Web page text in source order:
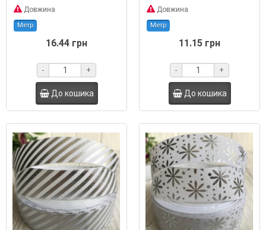
Довжина
Метр
16.44 грн
- +
До кошика
Довжина
Метр
11.15 грн
- +
До кошика